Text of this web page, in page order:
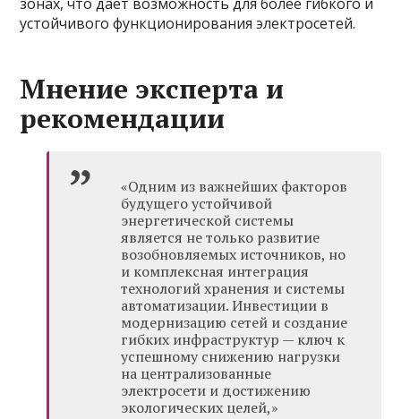
устойчивого функционирования электросетей.
Мнение эксперта и
рекомендации
«Одним из важнейших факторов
будущего устойчивой
энергетической системы
является не только развитие
возобновляемых источников, но
и комплексная интеграция
технологий хранения и системы
автоматизации. Инвестиции в
модернизацию сетей и создание
гибких инфраструктур — ключ к
успешному снижению нагрузки
на централизованные
электросети и достижению
экологических целей,»